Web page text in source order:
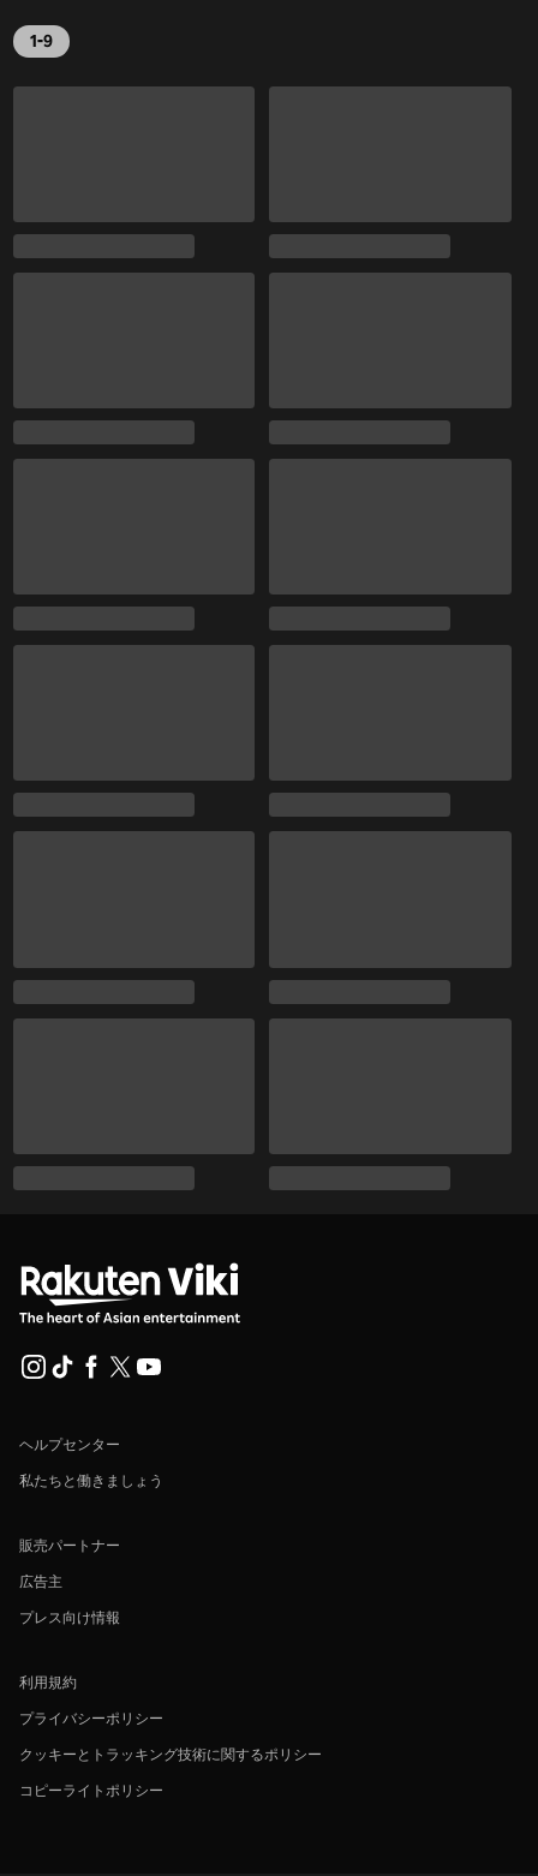
1-9
ヘルプセンター
私たちと働きましょう
販売パートナー
広告主
プレス向け情報
利用規約
プライバシーポリシー
クッキーとトラッキング技術に関するポリシー
コピーライトポリシー